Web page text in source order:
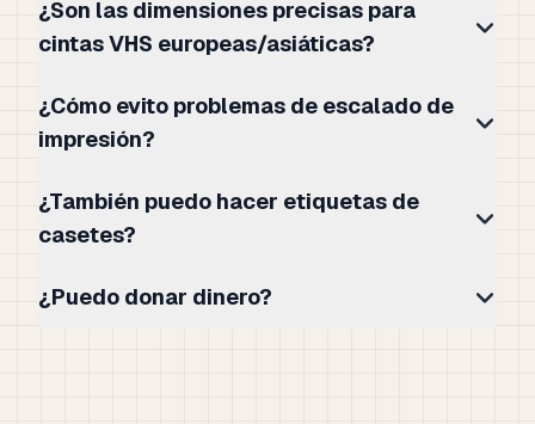
¿Son las dimensiones precisas para
cintas VHS europeas/asiáticas?
¿Cómo evito problemas de escalado de
impresión?
¿También puedo hacer etiquetas de
casetes?
¿Puedo donar dinero?